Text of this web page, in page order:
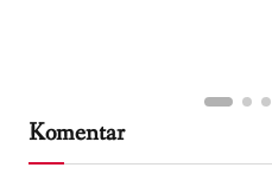
Komentar